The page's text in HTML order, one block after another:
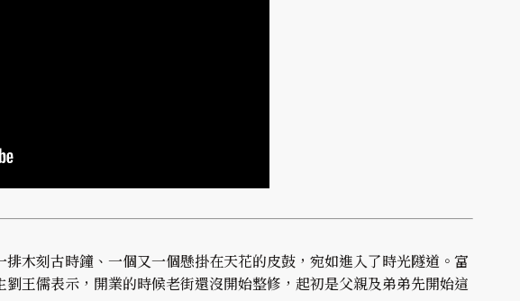
木刻古時鐘、一個又一個懸掛在天花的皮鼓，宛如進入了時光隧道。富
王儒表示，開業的時候老街還沒開始整修，起初是父親及弟弟先開始這